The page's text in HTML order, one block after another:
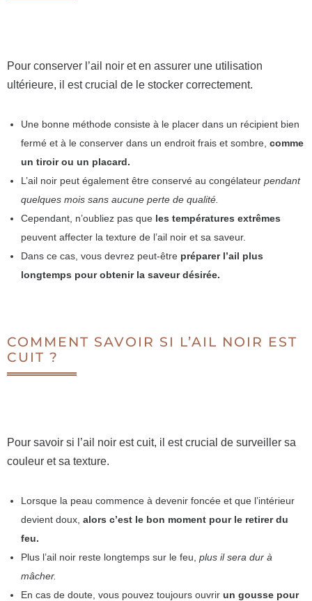
Pour conserver l’ail noir et en assurer une utilisation
ultérieure, il est crucial de le stocker correctement.
Une bonne méthode consiste à le placer dans un récipient bien
fermé et à le conserver dans un endroit frais et sombre, comme
un tiroir ou un placard.
L’ail noir peut également être conservé au congélateur pendant
quelques mois sans aucune perte de qualité.
Cependant, n’oubliez pas que les températures extrêmes
peuvent affecter la texture de l’ail noir et sa saveur.
Dans ce cas, vous devrez peut-être préparer l’ail plus
longtemps pour obtenir la saveur désirée.
COMMENT SAVOIR SI L’AIL NOIR EST
CUIT ?
Pour savoir si l’ail noir est cuit, il est crucial de surveiller sa
couleur et sa texture.
Lorsque la peau commence à devenir foncée et que l’intérieur
devient doux, alors c’est le bon moment pour le retirer du
feu.
Plus l’ail noir reste longtemps sur le feu, plus il sera dur à
mâcher.
En cas de doute, vous pouvez toujours ouvrir un gousse pour